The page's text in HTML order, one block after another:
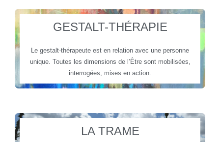
GESTALT-THÉRAPIE
Le gestalt-thérapeute est en relation avec une personne
unique. Toutes les dimensions de l’Être sont mobilisées,
interrogées, mises en action.
LA TRAME